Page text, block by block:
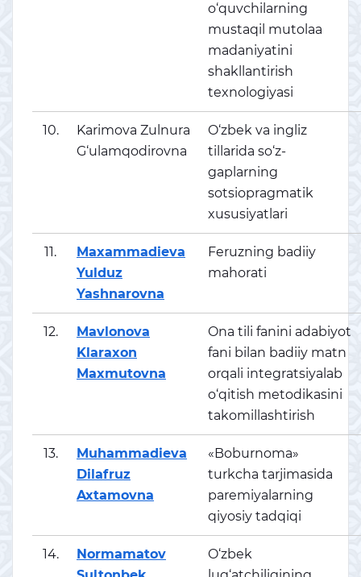
o‘quvchilarning
mustaqil mutolaa
madaniyatini
shakllantirish
texnologiyasi
10.
Karimova Zulnura
G‘ulamqodirovna
O‘zbek va ingliz
tillarida so‘z-
gaplarning
sotsiopragmatik
xususiyatlari
11.
Maxammadieva
Yulduz
Yashnarovna
Feruzning badiiy
mahorati
12.
Mavlonova
Klaraxon
Maxmutovna
Ona tili fanini adabiyot
fani bilan badiiy matn
orqali integratsiyalab
o‘qitish metodikasini
takomillashtirish
13.
Muhammadieva
Dilafruz
Axtamovna
«Boburnoma»
turkcha tarjimasida
paremiyalarning
qiyosiy tadqiqi
14.
Normamatov
O‘zbek